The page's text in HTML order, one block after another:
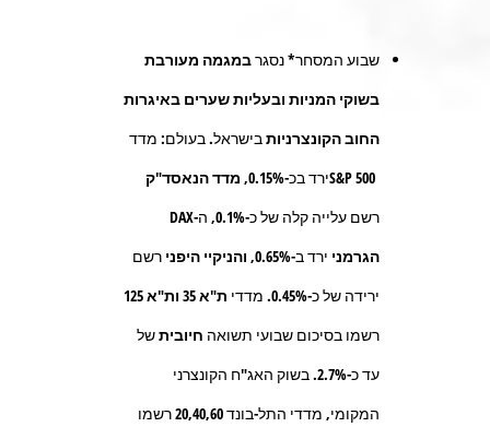
שבוע המסחר* נסגרבמגמה מעורבת
בשוקי המניות ובעליות שערים באיגרות
החוב הקונצרניותבישראל. בעולם: מדד
S&P 500ירד בכ-0.15%, מדד הנאסד"ק
רשם עלייה קלה של כ-0.1%, ה-DAX
הגרמני ירד ב-0.65%, והניקיי היפני
רשם
ירידה של כ-0.45%. מדדי ת"א 35
ות"א 125
רשמו בסיכום שבועי תשואה חיוביתשל
עד כ-2.7%. בשוק האג"ח הקונצרני
המקומי, מדדי התל-בונד20,40,60רשמו